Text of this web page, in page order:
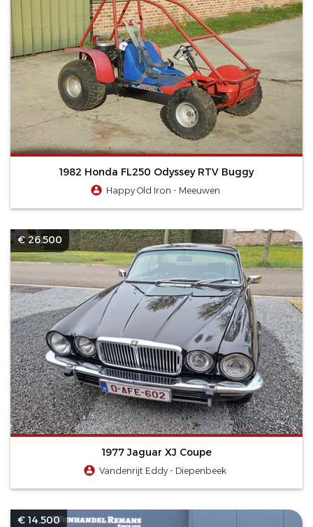
1982 Honda FL250 Odyssey RTV Buggy
Happy Old Iron - Meeuwen
€ 26.500
1977 Jaguar XJ Coupe
Vandenrijt Eddy - Diepenbeek
€ 14.500